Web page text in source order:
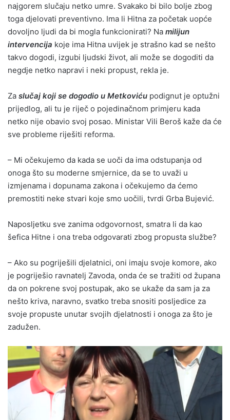
najgorem slučaju netko umre. Svakako bi bilo bolje zbog
toga djelovati preventivno. Ima li Hitna za početak uopće
dovoljno ljudi da bi mogla funkcionirati? Na milijun
intervencija koje ima Hitna uvijek je strašno kad se nešto
takvo dogodi, izgubi ljudski život, ali može se dogoditi da
negdje netko napravi i neki propust, rekla je.
Za slučaj koji se dogodio u Metkoviću podignut je optužni
prijedlog, ali tu je riječ o pojedinačnom primjeru kada
netko nije obavio svoj posao. Ministar Vili Beroš kaže da će
sve probleme riješiti reforma.
– Mi očekujemo da kada se uoči da ima odstupanja od
onoga što su moderne smjernice, da se to uvaži u
izmjenama i dopunama zakona i očekujemo da ćemo
premostiti neke stvari koje smo uočili, tvrdi Grba Bujević.
Naposljetku sve zanima odgovornost, smatra li da kao
šefica Hitne i ona treba odgovarati zbog propusta službe?
– Ako su pogriješili djelatnici, oni imaju svoje komore, ako
je pogriješio ravnatelj Zavoda, onda će se tražiti od župana
da on pokrene svoj postupak, ako se ukaže da sam ja za
nešto kriva, naravno, svatko treba snositi posljedice za
svoje propuste unutar svojih djelatnosti i onoga za što je
zadužen.